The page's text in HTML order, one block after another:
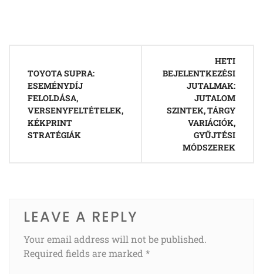
navigation
TOYOTA SUPRA:
ESEMÉNYDÍJ
FELOLDÁSA,
VERSENYFELTÉTELEK,
KÉKPRINT
STRATÉGIÁK
HETI
BEJELENTKEZÉSI
JUTALMAK:
JUTALOM
SZINTEK, TÁRGY
VARIÁCIÓK,
GYŰJTÉSI
MÓDSZEREK
LEAVE A REPLY
Your email address will not be published.
Required fields are marked *